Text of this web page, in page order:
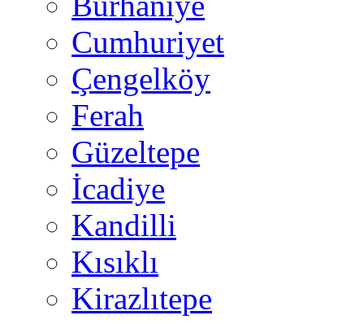
Cumhuriyet
Çengelköy
Ferah
Güzeltepe
İcadiye
Kandilli
Kısıklı
Kirazlıtepe